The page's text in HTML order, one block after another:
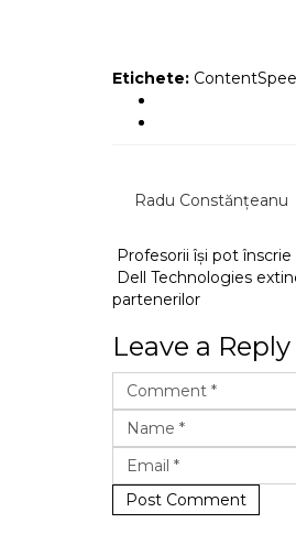
Etichete:
Radu Constănțeanu
Profesorii își pot
Dell Technologies
partenerilor
Leave a Reply
Post Comment